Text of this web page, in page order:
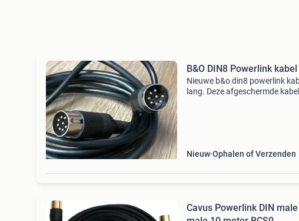
B&O DIN8 Powerlink
Nieuwe b&o din8 powerlink
lang. Deze afgeschermde
Nieuw Ophalen of Verzenden
Cavus Powerlink DIN